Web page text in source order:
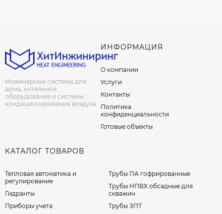
Инженерные системы для
дома, котельное
оборудование и системы
кондиционирования воздуха
ИНФОРМАЦИЯ
О компании
Услуги
Контакты
Политика
конфиденциальности
Готовые объекты
КАТАЛОГ ТОВАРОВ
Тепловая автоматика и
регулирование
Гидранты
Приборы учета
Трубы ПА гофрированные
Трубы НПВХ обсадные для
скважин
Трубы ЗПТ